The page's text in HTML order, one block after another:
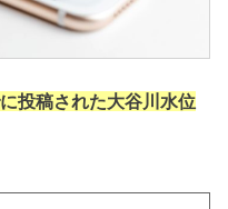
投稿された大谷川水位